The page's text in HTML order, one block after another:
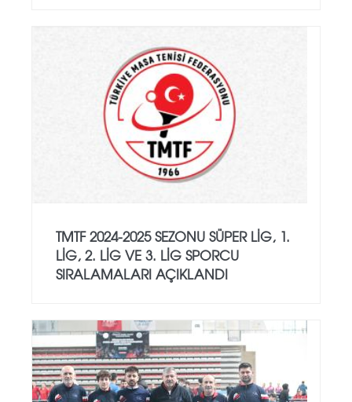
TMTF 2024-2025 SEZONU SÜPER LIG, 1.
LIG, 2. LIG VE 3. LIG SPORCU
SIRALAMALARI AÇIKLANDI